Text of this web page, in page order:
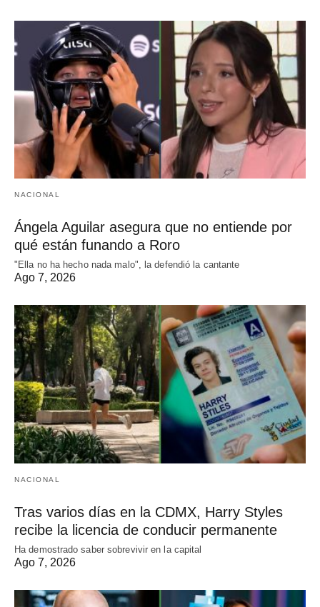
NACIONAL
Ángela Aguilar asegura que no entiende por
qué están funando a Roro
"Ella no ha hecho nada malo", la defendió la cantante
Ago 7, 2026
NACIONAL
Tras varios días en la CDMX, Harry Styles
recibe la licencia de conducir permanente
Ha demostrado saber sobrevivir en la capital
Ago 7, 2026